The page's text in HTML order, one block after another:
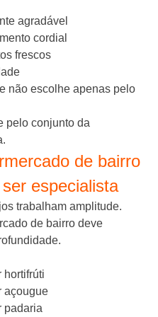
agradável
cordial
frescos
não escolhe apenas pelo
pelo conjunto da
de bairro
especialista
trabalham amplitude.
de bairro deve
hortifrúti
açougue
padaria